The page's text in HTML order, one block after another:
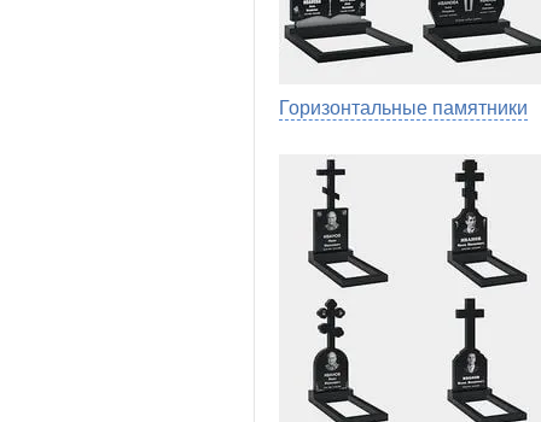
Горизонтальные памятники